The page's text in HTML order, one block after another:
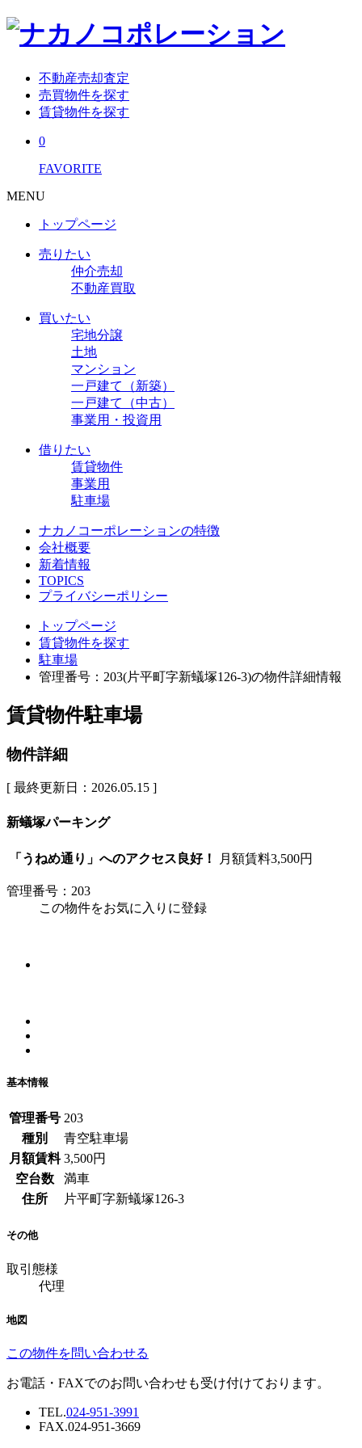
不動産売却査定
売買物件を探す
賃貸物件を探す
0
FAVORITE
MENU
トップページ
売りたい
仲介売却
不動産買取
買いたい
宅地分譲
土地
マンション
一戸建て（新築）
一戸建て（中古）
事業用・投資用
借りたい
賃貸物件
事業用
駐車場
ナカノコーポレーションの特徴
会社概要
新着情報
TOPICS
プライバシーポリシー
トップページ
賃貸物件を探す
駐車場
管理番号：203(片平町字新蟻塚126-3)の物件詳細情報
賃貸物件駐車場
物件詳細
[ 最終更新日：2026.05.15 ]
新蟻塚パーキング
「うねめ通り」へのアクセス良好！ 月額賃料3,500円
管理番号：203
この物件をお気に入りに登録
基本情報
管理番号 203
種別
青空駐車場
月額賃料 3,500円
空台数
満車
住所
片平町字新蟻塚126-3
その他
取引態様
代理
地図
この物件を問い合わせる
お電話・FAXでのお問い合わせも受け付けております。
TEL.024-951-3991
FAX.024-951-3669